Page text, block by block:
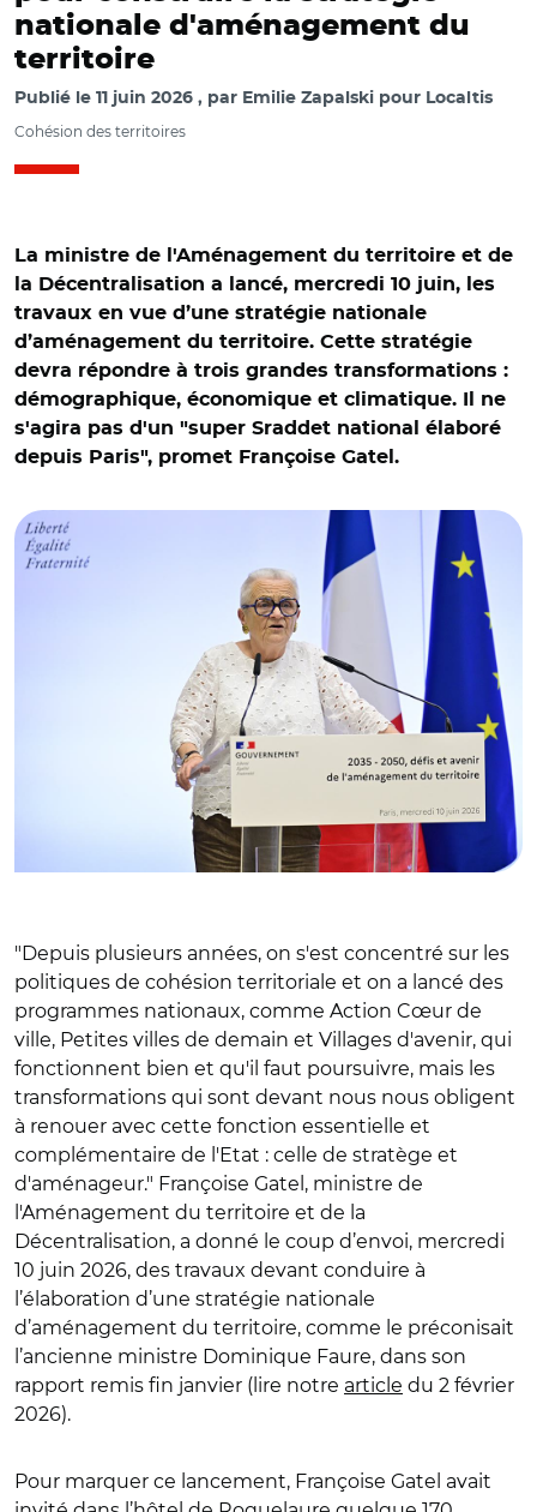
nationale d'aménagement du
territoire
Publié le 11 juin 2026 par Emilie Zapalski pour Localtis
Cohésion des territoires
La ministre de l'Aménagement du territoire et de
la Décentralisation a lancé, mercredi 10 juin, les
travaux en vue d’une stratégie nationale
d’aménagement du territoire. Cette stratégie
devra répondre à trois grandes transformations :
démographique, économique et climatique. Il ne
s'agira pas d'un "super Sraddet national élaboré
depuis Paris", promet Françoise Gatel.
"Depuis plusieurs années, on s'est concentré sur les
politiques de cohésion territoriale et on a lancé des
programmes nationaux, comme Action Cœur de
ville, Petites villes de demain et Villages d'avenir, qui
fonctionnent bien et qu'il faut poursuivre, mais les
transformations qui sont devant nous nous obligent
à renouer avec cette fonction essentielle et
complémentaire de l'Etat : celle de stratège et
d'aménageur." Françoise Gatel, ministre de
l'Aménagement du territoire et de la
Décentralisation, a donné le coup d’envoi, mercredi
10 juin 2026, des travaux devant conduire à
l’élaboration d’une stratégie nationale
d’aménagement du territoire, comme le préconisait
l’ancienne ministre Dominique Faure, dans son
rapport remis fin janvier (lire notre article du 2 février
2026).
Pour marquer ce lancement, Françoise Gatel avait